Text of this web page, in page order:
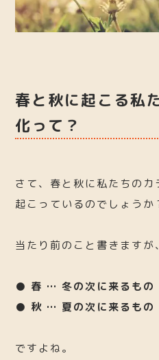
春と秋に起こる私
化って？
さて、春と秋に私たちの
起こっているのでしょうか
当たり前のこと書きますが、
● 春 … 冬の次に来るもの
● 秋 … 夏の次に来るもの
ですよね。